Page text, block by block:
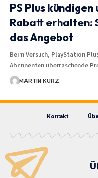
PS Plus
Rabatt erhalten:
das Angebot
Beim Versuch, PlayStation
Abonnenten überraschende
MARTIN KURZ
Kontakt